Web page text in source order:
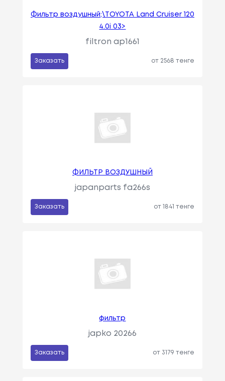
Фильтр воздушный;\TOYOTA Land Cruiser 120
4.0i 03>
filtron ap1661
Заказать от 2568 тенге
ФИЛЬТР ВОЗДУШНЫЙ
japanparts fa266s
Заказать от 1841 тенге
фильтр
japko 20266
Заказать от 3179 тенге